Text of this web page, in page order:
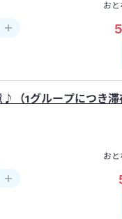
おと
1グループにつき滞
おと